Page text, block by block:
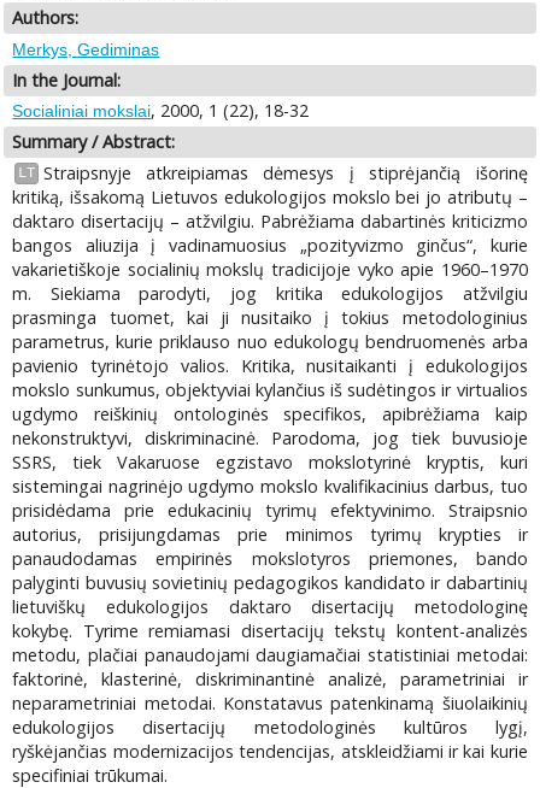
Authors:
Merkys, Gediminas
In the Journal:
Socialiniai mokslai, 2000, 1 (22), 18-32
Summary / Abstract:
LT Straipsnyje atkreipiamas dėmesys į stiprėjančią išorinę
kritiką, išsakomą Lietuvos edukologijos mokslo bei jo atributų –
daktaro disertacijų – atžvilgiu. Pabrėžiama dabartinės kriticizmo
bangos aliuzija į vadinamuosius „pozityvizmo ginčus“, kurie
vakarietiškoje socialinių mokslų tradicijoje vyko apie 1960–1970
m. Siekiama parodyti, jog kritika edukologijos atžvilgiu
prasminga tuomet, kai ji nusitaiko į tokius metodologinius
parametrus, kurie priklauso nuo edukologų bendruomenės arba
pavienio tyrinėtojo valios. Kritika, nusitaikanti į edukologijos
mokslo sunkumus, objektyviai kylančius iš sudėtingos ir virtualios
ugdymo reiškinių ontologinės specifikos, apibrėžiama kaip
nekonstruktyvi, diskriminacinė. Parodoma, jog tiek buvusioje
SSRS, tiek Vakaruose egzistavo mokslotyrinė kryptis, kuri
sistemingai nagrinėjo ugdymo mokslo kvalifikacinius darbus, tuo
prisidėdama prie edukacinių tyrimų efektyvinimo. Straipsnio
autorius, prisijungdamas prie minimos tyrimų krypties ir
panaudodamas empirinės mokslotyros priemones, bando
palyginti buvusių sovietinių pedagogikos kandidato ir dabartinių
lietuviškų edukologijos daktaro disertacijų metodologinę
kokybę. Tyrime remiamasi disertacijų tekstų kontent-analizės
metodu, plačiai panaudojami daugiamačiai statistiniai metodai:
faktorinė, klasterinė, diskriminantinė analizė, parametriniai ir
neparametriniai metodai. Konstatavus patenkinamą šiuolaikinių
edukologijos disertacijų metodologinės kultūros lygį,
ryškėjančias modernizacijos tendencijas, atskleidžiami ir kai kurie
specifiniai trūkumai.